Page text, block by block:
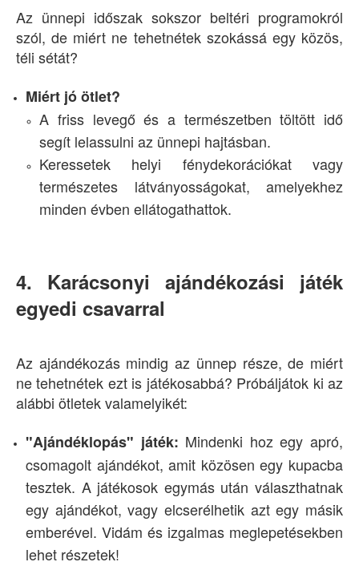
Az ünnepi időszak sokszor beltéri programokról
szól, de miért ne tehetnétek szokássá egy közös,
téli sétát?
Miért jó ötlet?
A friss levegő és a természetben töltött idő
segít lelassulni az ünnepi hajtásban.
Keressetek helyi fénydekorációkat vagy
természetes látványosságokat, amelyekhez
minden évben ellátogathattok.
4. Karácsonyi ajándékozási játék
egyedi csavarral
Az ajándékozás mindig az ünnep része, de miért
ne tehetnétek ezt is játékosabbá? Próbáljátok ki az
alábbi ötletek valamelyikét:
"Ajándéklopás" játék: Mindenki hoz egy apró,
csomagolt ajándékot, amit közösen egy kupacba
tesztek. A játékosok egymás után választhatnak
egy ajándékot, vagy elcserélhetik azt egy másik
emberével. Vidám és izgalmas meglepetésekben
lehet részetek!